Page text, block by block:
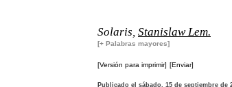
Solaris, Stanislaw Lem.
[+ Palabras mayores]
[Versión para imprimir] [Enviar]
Publicado el sábado, 15 de septiembre de